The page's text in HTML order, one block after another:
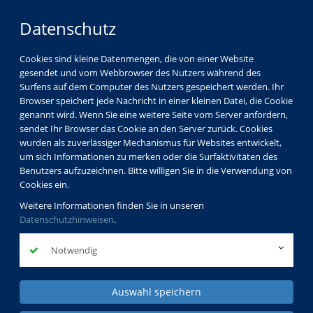
Datenschutz
Cookies sind kleine Datenmengen, die von einer Website
gesendet und vom Webbrowser des Nutzers während des
Surfens auf dem Computer des Nutzers gespeichert werden. Ihr
Browser speichert jede Nachricht in einer kleinen Datei, die Cookie
genannt wird. Wenn Sie eine weitere Seite vom Server anfordern,
sendet Ihr Browser das Cookie an den Server zurück. Cookies
wurden als zuverlässiger Mechanismus für Websites entwickelt,
um sich Informationen zu merken oder die Surfaktivitäten des
Benutzers aufzuzeichnen. Bitte willigen Sie in die Verwendung von
Cookies ein.
Weitere Informationen finden Sie in unseren
Datenschutzhinweisen.
Notwendig
Auswahl speichern